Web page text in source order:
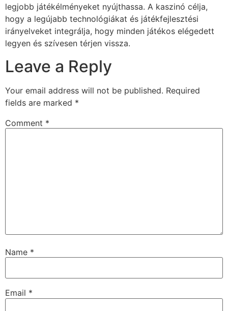
legjobb játékélményeket nyújthassa. A kaszinó célja,
hogy a legújabb technológiákat és játékfejlesztési
irányelveket integrálja, hogy minden játékos elégedett
legyen és szívesen térjen vissza.
Leave a Reply
Your email address will not be published. Required
fields are marked *
Comment *
Name *
Email *